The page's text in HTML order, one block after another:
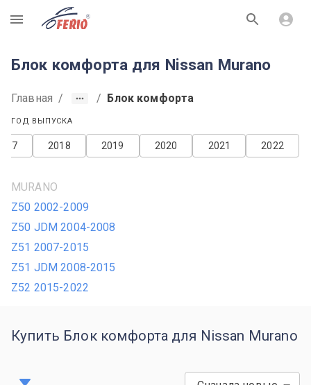
R
Блок комфорта для Nissan Murano
Главная / / Блок комфорта
ГОД ВЫПУСКА
2022
2021
2020
2019
2018
MURANO
Z50 2002-2009
Z50 JDM 2004-2008
Z51 2007-2015
Z51 JDM 2008-2015
Z52 2015-2022
Купить Блок комфорта для Nissan Murano